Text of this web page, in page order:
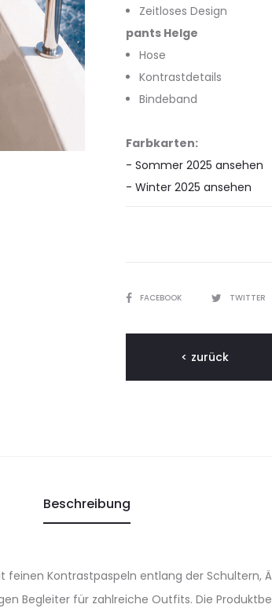
Zeitloses Design
pants Helge
Hose
Kontrastdetails
Bindeband
Farbkarten:
- Sommer 2025 ansehen
- Winter 2025 ansehen
TEILENFACEBOOK TWITTER
< zurück
Beschreibung
Kontrastpaspeln entlang der Schultern,
Begleiter für zahlreiche Outfits. Die